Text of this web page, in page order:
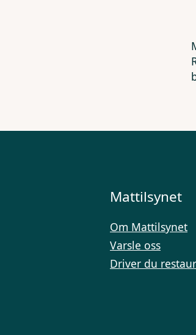
Mattilsynet
Om Mattilsynet
Varsle oss
Driver du